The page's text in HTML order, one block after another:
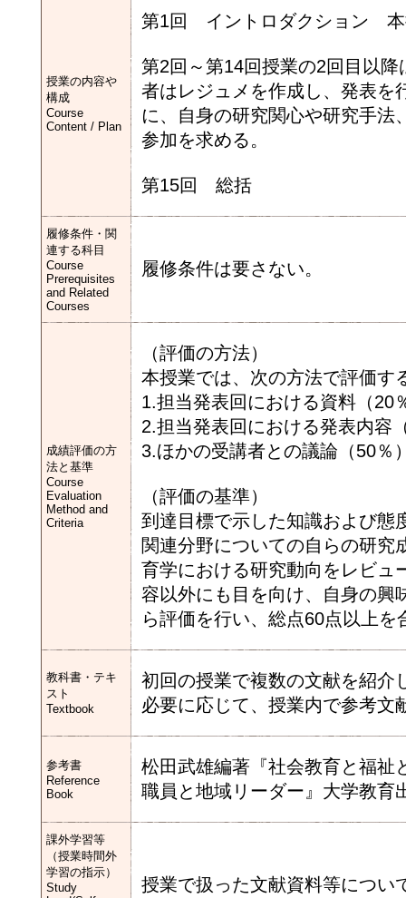
授業の内容や
構成
Course
Content / Plan
第1回 イントロダクション 本
第2回～第14回授業の2回目以
者はレジュメを作成し、発表を
に、自身の研究関心や研究手法
参加を求める。
第15回 総括
履修条件・関
連する科目
Course
Prerequisites
and Related
Courses
履修条件は要さない。
成績評価の方
法と基準
Course
Evaluation
Method and
Criteria
（評価の方法）
本授業では、次の方法で評価す
1.担当発表回における資料（20
2.担当発表回における発表内容
3.ほかの受講者との議論（50％
（評価の基準）
到達目標で示した知識および態
関連分野についての自らの研究
育学における研究動向をレビュ
容以外にも目を向け、自身の興
ら評価を行い、総点60点以上を
教科書・テキ
スト
Textbook
初回の授業で複数の文献を紹介
必要に応じて、授業内で参考文
参考書
Reference
Book
松田武雄編著『社会教育と福
職員と地域リーダー』大学教育
課外学習等
（授業時間外
学習の指示）
Study
授業で扱った文献資料等につい